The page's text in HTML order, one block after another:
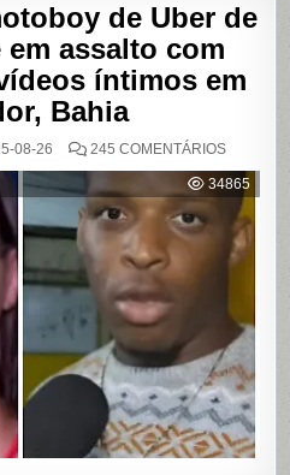
de Uber de
assalto com
íntimos em
Bahia
08-26 245 COMENTÁRIOSEM
ACUSA
DE
UBER
DE
EM
DE
VÍDEOS
ÍNTIMOS
EM
BAHIA
34865